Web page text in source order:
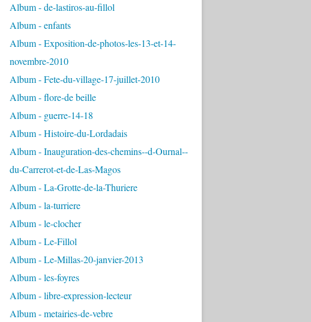
Album - de-lastiros-au-fillol
Album - enfants
Album - Exposition-de-photos-les-13-et-14-
novembre-2010
Album - Fete-du-village-17-juillet-2010
Album - flore-de beille
Album - guerre-14-18
Album - Histoire-du-Lordadais
Album - Inauguration-des-chemins--d-Ournal--
du-Carrerot-et-de-Las-Magos
Album - La-Grotte-de-la-Thuriere
Album - la-turriere
Album - le-clocher
Album - Le-Fillol
Album - Le-Millas-20-janvier-2013
Album - les-foyres
Album - libre-expression-lecteur
Album - metairies-de-vebre